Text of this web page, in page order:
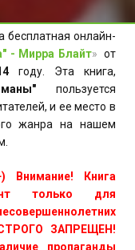
бесплатная онлайн-
- Мирра Блайт» от
году. Эта книга,
пользуется
и ее место в
жанра на нашем
Внимание! Книга
только для
ЗАПРЕЩЕН!
пропаганды